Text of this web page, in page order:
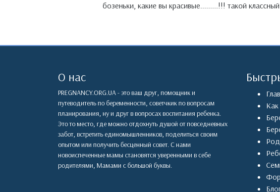
бозеньки, какие вы красивые.........!!! такой
О нас
PREGNANCY.ORG.UA - это ваш друг, помощник и
путеводитель по беременности, советчкик по вопросам
планирования, ну и друг в вопросах воспитания ребенка.
Это то место, где можно отдохнуть душой от повседневных
забот, встретить единомышленников, поделиться своим
опытом или получить бесценный совет. С нами
новоиспеченные мамы становятся уверенными в себе
родителями, Мамами с большой буквы.